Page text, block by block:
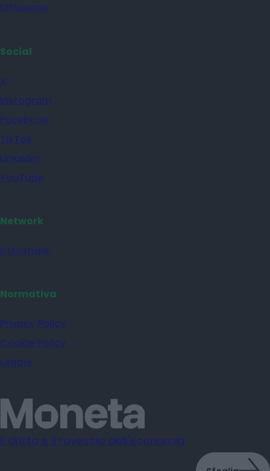
Diffusione
Social
X
Instagram
Facebook
TikTok
Linkedin
YouTube
Network
il Giornale
Normativa
Privacy Policy
Cookie Policy
Legale
Il dritto e il rovescio dell'economia